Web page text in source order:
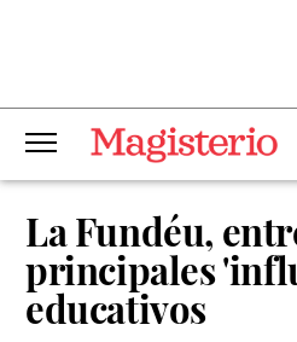
La Fundéu,
principales
educativos